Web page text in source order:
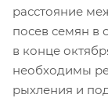
расстояние
посев семян в
в конце
необходимы
рыхления и